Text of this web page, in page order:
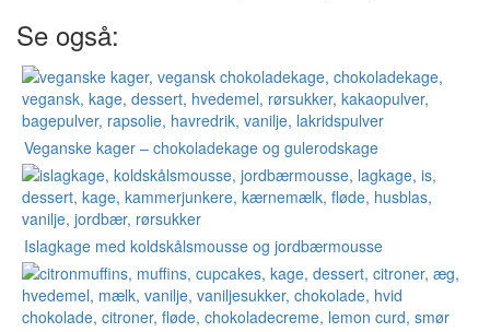
Se også:
Veganske kager – chokoladekage og gulerodskage
Islagkage med koldskålsmousse og jordbærmousse